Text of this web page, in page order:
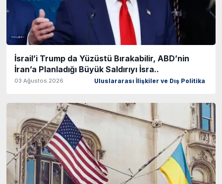
İsrail’i Trump da Yüzüstü Bırakabilir, ABD’nin
İran’a Planladığı Büyük Saldırıyı İsra..
03 Ağustos 2026 Uluslararası İlişkiler ve Dış Politika